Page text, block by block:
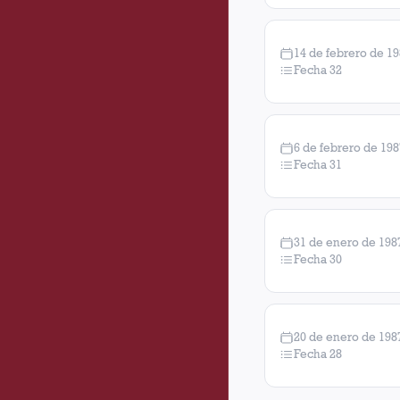
14 de febrero de
Fecha 32
6 de febrero de
Fecha 31
31 de enero de
Fecha 30
20 de enero de
Fecha 28